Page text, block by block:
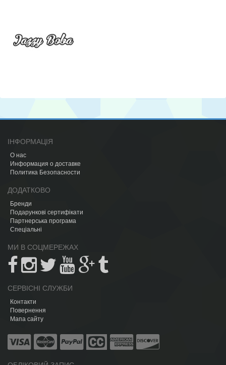
ІНФОРМАЦІЯ
О нас
Информация о доставке
Политика Безопасности
ДОДАТКОВО
Бренди
Подарункові сертифікати
Партнерська програма
Спеціальні
МИ В СОЦМЕРЕЖАХ
СЕРВІСНІ СЛУЖБИ
Контакти
Повернення
Мапа сайту